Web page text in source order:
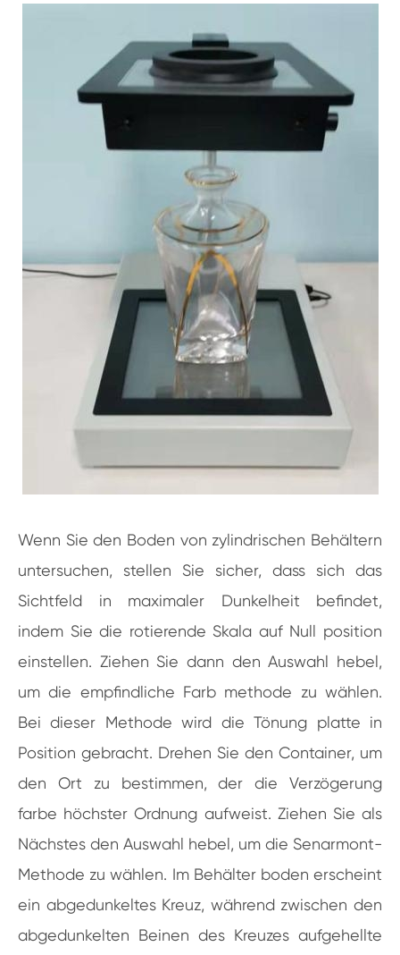
Wenn Sie den Boden von zylindrischen Behältern
untersuchen, stellen Sie sicher, dass sich das
Sichtfeld in maximaler Dunkelheit befindet,
indem Sie die rotierende Skala auf Null position
einstellen. Ziehen Sie dann den Auswahl hebel,
um die empfindliche Farb methode zu wählen.
Bei dieser Methode wird die Tönung platte in
Position gebracht. Drehen Sie den Container, um
den Ort zu bestimmen, der die Verzögerung
farbe höchster Ordnung aufweist. Ziehen Sie als
Nächstes den Auswahl hebel, um die Senarmont-
Methode zu wählen. Im Behälter boden erscheint
ein abgedunkeltes Kreuz, während zwischen den
abgedunkelten Beinen des Kreuzes aufgehellte